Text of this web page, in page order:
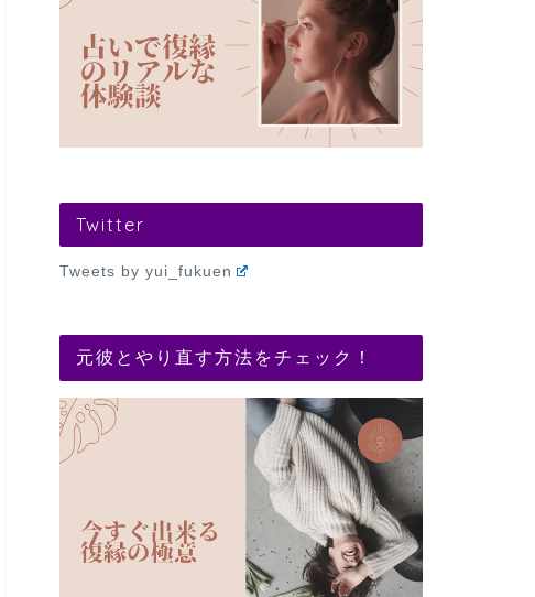
Twitter
Tweets by yui_fukuen
元彼とやり直す方法をチェック！